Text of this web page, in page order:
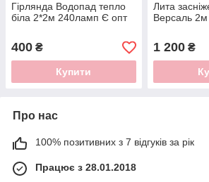
Гірлянда Водопад тепло
біла 2*2м 240ламп Є опт
400 ₴
Купити
Лита
Версаль
1 200₴
Про нас
100% позитивних з 7 відгуків за рік
Працює з 28.01.2018